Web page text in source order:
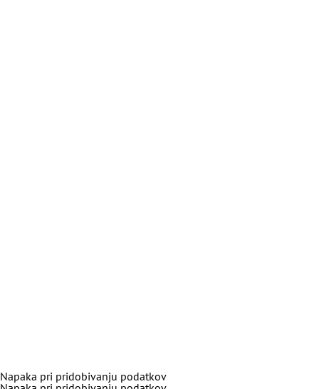
Napaka pri pridobivanju podatkov